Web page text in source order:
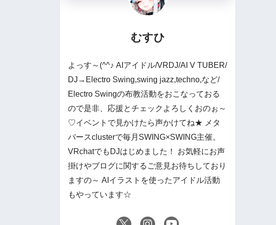
むすひ
よっす～(^^♪ AIアイドル/VRDJ/AI V TUBER/
DJ→Electro Swing,swing jazz,techno,など/
Electro Swingの布教活動をおこなっておる
ので是非、応援とチェックよろしくおのぉ～
♡イベントで見かけたら声かけてね★ メタ
バースclusterで毎月SWING×SWING主催。
VRchatでもDJはじめました！ お気軽にお声
掛けやブログに関するご意見お待ちしており
ますの～ AIイラストを使ったアイドル活動
もやっています☆